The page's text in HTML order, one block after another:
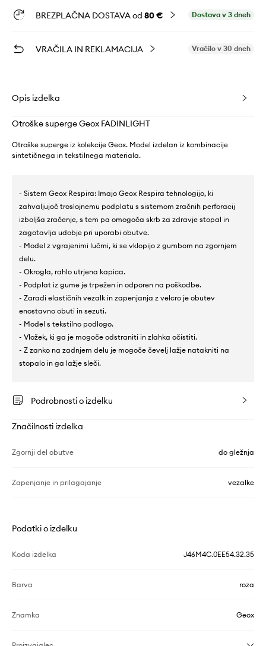
BREZPLAČNA DOSTAVA od 80 € Dostava v 3 dneh
VRAČILA IN REKLAMACIJA Vračilo v 30 dneh
Opis izdelka
Otroške superge Geox FADINLIGHT
Otroške superge iz kolekcije Geox. Model izdelan iz kombinacije
sintetičnega in tekstilnega materiala.
- Sistem Geox Respira: Imajo Geox Respira tehnologijo, ki
zahvaljujoč troslojnemu podplatu s sistemom zračnih perforacij
izboljša zračenje, s tem pa omogoča skrb za zdravje stopal in
zagotavlja udobje pri uporabi obutve.
- Model z vgrajenimi lučmi, ki se vklopijo z gumbom na zgornjem
delu.
- Okrogla, rahlo utrjena kapica.
- Podplat iz gume je trpežen in odporen na poškodbe.
- Zaradi elastičnih vezalk in zapenjanja z velcro je obutev
enostavno obuti in sezuti.
- Model s tekstilno podlogo.
- Vložek, ki ga je mogoče odstraniti in zlahka očistiti.
- Z zanko na zadnjem delu je mogoče čevelj lažje natakniti na
stopalo in ga lažje sleči.
Podrobnosti o izdelku
Značilnosti izdelka
Zgornji del obutve do gležnja
Zapenjanje in prilagajanje vezalke
Podatki o izdelku
Koda izdelka J46M4C.0EE54.32.35
Barva roza
Znamka Geox